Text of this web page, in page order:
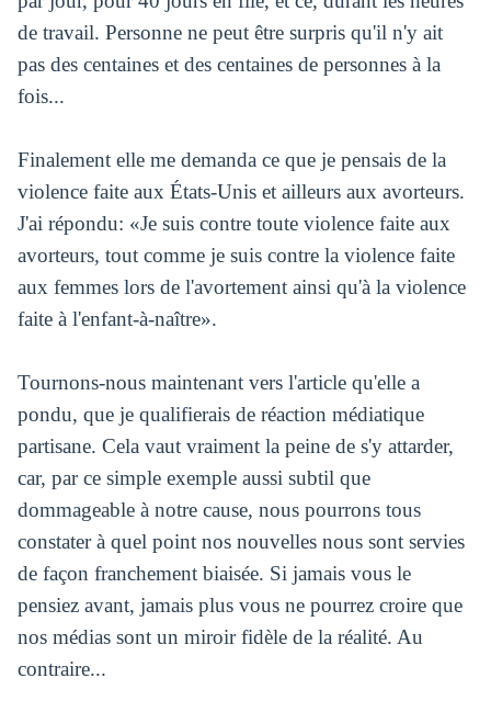
de travail. Personne ne peut être surpris qu'il n'y ait
pas des centaines et des centaines de personnes à la
fois...
Finalement elle me demanda ce que je pensais de la
violence faite aux États-Unis et ailleurs aux avorteurs.
J'ai répondu: «Je suis contre toute violence faite aux
avorteurs, tout comme je suis contre la violence faite
aux femmes lors de l'avortement ainsi qu'à la violence
faite à l'enfant-à-naître».
Tournons-nous maintenant vers l'article qu'elle a
pondu, que je qualifierais de réaction médiatique
partisane. Cela vaut vraiment la peine de s'y attarder,
car, par ce simple exemple aussi subtil que
dommageable à notre cause, nous pourrons tous
constater à quel point nos nouvelles nous sont servies
de façon franchement biaisée. Si jamais vous le
pensiez avant, jamais plus vous ne pourrez croire que
nos médias sont un miroir fidèle de la réalité. Au
contraire...